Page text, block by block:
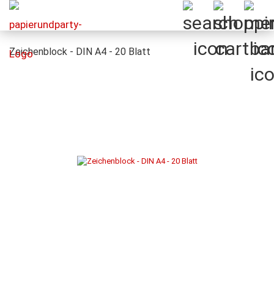
Zeichenblock - DIN A4 - 20 Blatt